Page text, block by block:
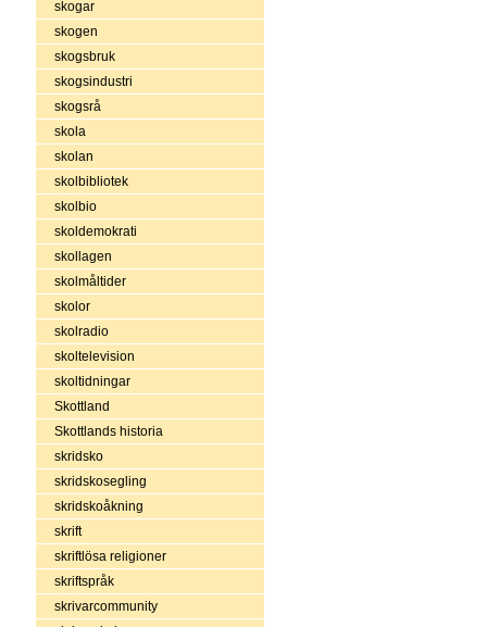
skogar
skogen
skogsbruk
skogsindustri
skogsrå
skola
skolan
skolbibliotek
skolbio
skoldemokrati
skollagen
skolmåltider
skolor
skolradio
skoltelevision
skoltidningar
Skottland
Skottlands historia
skridsko
skridskosegling
skridskoåkning
skrift
skriftlösa religioner
skriftspråk
skrivarcommunity